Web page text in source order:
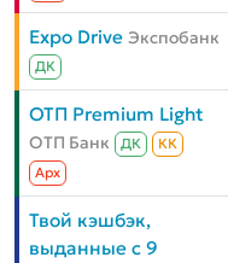
Expo Drive Экспобанк
ДК
ОТП Premium Light
ОТП Банк ДК
КК
Aрх
Твой кэшбэк,
выданные с 9